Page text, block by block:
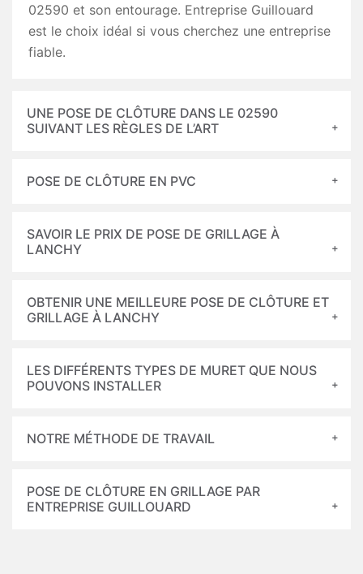
02590 et son entourage. Entreprise Guillouard
est le choix idéal si vous cherchez une entreprise
fiable.
UNE POSE DE CLÔTURE DANS LE 02590
SUIVANT LES RÈGLES DE L’ART
POSE DE CLÔTURE EN PVC
SAVOIR LE PRIX DE POSE DE GRILLAGE À
LANCHY
OBTENIR UNE MEILLEURE POSE DE CLÔTURE ET
GRILLAGE À LANCHY
LES DIFFÉRENTS TYPES DE MURET QUE NOUS
POUVONS INSTALLER
NOTRE MÉTHODE DE TRAVAIL
POSE DE CLÔTURE EN GRILLAGE PAR
ENTREPRISE GUILLOUARD